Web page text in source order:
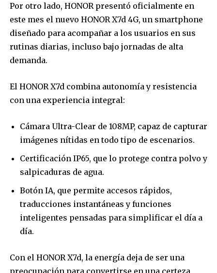
Por otro lado, HONOR presentó oficialmente en
este mes el nuevo HONOR X7d 4G, un smartphone
diseñado para acompañar a los usuarios en sus
rutinas diarias, incluso bajo jornadas de alta
demanda.
El HONOR X7d combina autonomía y resistencia
con una experiencia integral:
Cámara Ultra-Clear de 108MP, capaz de capturar
imágenes nítidas en todo tipo de escenarios.
Certificación IP65, que lo protege contra polvo y
salpicaduras de agua.
Botón IA, que permite accesos rápidos,
traducciones instantáneas y funciones
inteligentes pensadas para simplificar el día a
día.
Con el HONOR X7d, la energía deja de ser una
preocupación para convertirse en una certeza